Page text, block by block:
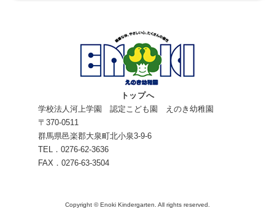
トップへ
学校法人河上学園 認定こども園 えのき幼稚園
〒370-0511
群馬県邑楽郡大泉町北小泉3-9-6
TEL．0276-62-3636
FAX．0276-63-3504
Copyright © Enoki Kindergarten. All rights reserved.